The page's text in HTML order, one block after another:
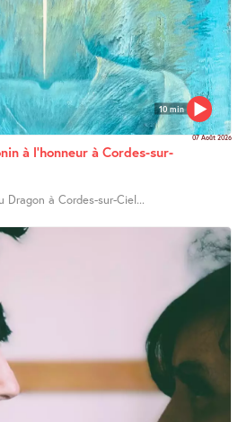
10 min
07 Août 2026
à l’honneur à Cordes-sur-
Dragon à Cordes-sur-Ciel...